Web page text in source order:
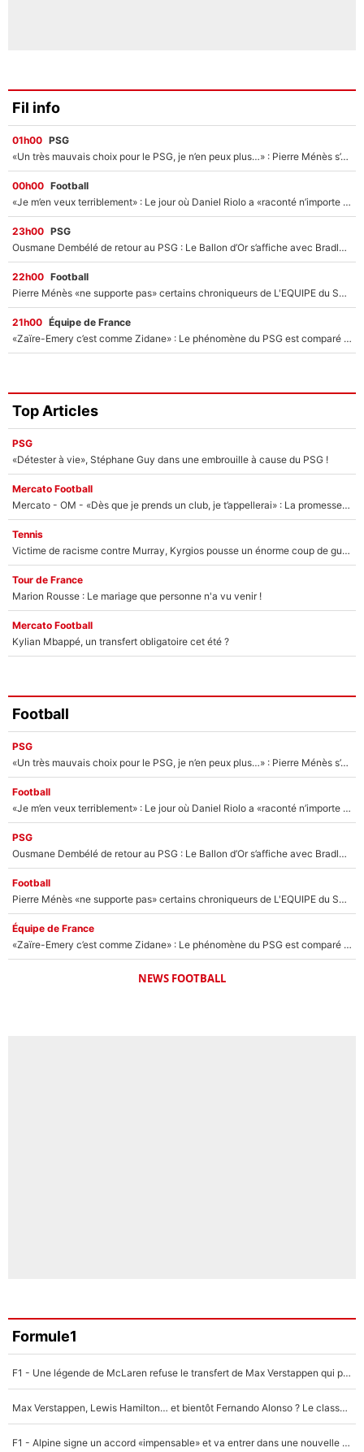
Fil info
01h00 PSG
«Un très mauvais choix pour le PSG, je n’en peux plus…» : Pierre Ménès s’est complètement trompé avec Luis Enrique et ces déclarations le prouvent !
00h00 Football
«Je m’en veux terriblement» : Le jour où Daniel Riolo a «raconté n’importe quoi» dans l'After Foot !
23h00 PSG
Ousmane Dembélé de retour au PSG : Le Ballon d’Or s’affiche avec Bradley Barcola en plein cœur du feuilleton sur son départ !
22h00 Football
Pierre Ménès «ne supporte pas» certains chroniqueurs de L'EQUIPE du Soir : Ils vont tous partir !
21h00 Équipe de France
«Zaïre-Emery c’est comme Zidane» : Le phénomène du PSG est comparé à son nouveau sélectionneur... et ils vont se retrouver en Bleus !
Top Articles
PSG
«Détester à vie», Stéphane Guy dans une embrouille à cause du PSG !
Mercato Football
Mercato - OM - «Dès que je prends un club, je t’appellerai» : La promesse de Marcelino au moment de claquer la porte
Tennis
Victime de racisme contre Murray, Kyrgios pousse un énorme coup de gueule !
Tour de France
Marion Rousse : Le mariage que personne n'a vu venir !
Mercato Football
Kylian Mbappé, un transfert obligatoire cet été ?
Football
PSG
«Un très mauvais choix pour le PSG, je n’en peux plus…» : Pierre Ménès s’est complètement trompé avec Luis Enrique et ces déclarations le prouvent !
Football
«Je m’en veux terriblement» : Le jour où Daniel Riolo a «raconté n’importe quoi» dans l'After Foot !
PSG
Ousmane Dembélé de retour au PSG : Le Ballon d’Or s’affiche avec Bradley Barcola en plein cœur du feuilleton sur son départ !
Football
Pierre Ménès «ne supporte pas» certains chroniqueurs de L'EQUIPE du Soir : Ils vont tous partir !
Équipe de France
«Zaïre-Emery c’est comme Zidane» : Le phénomène du PSG est comparé à son nouveau sélectionneur... et ils vont se retrouver en Bleus !
NEWS FOOTBALL
Formule1
F1 - Une légende de McLaren refuse le transfert de Max Verstappen qui pourrait «faire des vagues» et plomber l'ambiance dans l'équipe
Max Verstappen, Lewis Hamilton… et bientôt Fernando Alonso ? Le classement des pilotes les mieux payés en Formule 1 risque de changer !
F1 - Alpine signe un accord «impensable» et va entrer dans une nouvelle dimension : Grande nouvelle pour Pierre Gasly !